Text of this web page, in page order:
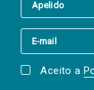
Aceito a